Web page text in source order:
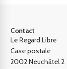
Contact
Le Regard Libre
Case postale
2002 Neuchâtel 2